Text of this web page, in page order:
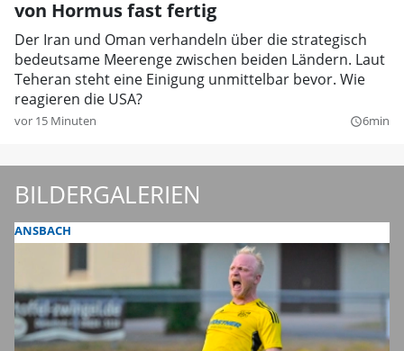
von Hormus fast fertig
Der Iran und Oman verhandeln über die strategisch
bedeutsame Meerenge zwischen beiden Ländern. Laut
Teheran steht eine Einigung unmittelbar bevor. Wie
reagieren die USA?
vor 15 Minuten query_builder6min
BILDERGALERIEN
ANSBACH